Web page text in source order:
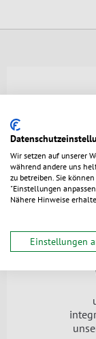
Wir setzen auf unserer
während andere uns
zu betreiben. Sie
"Einstellungen
Nähere Hinweise
Einstellungen